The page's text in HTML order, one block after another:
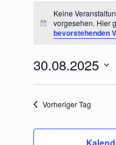
30.
August
Hinweis
Keine
vorgesehen. Hier
bevorstehenden
30.08.2025
Vorheriger Tag